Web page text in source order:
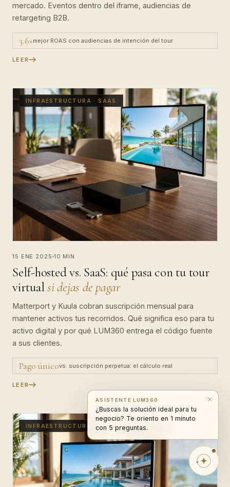
mercado. Eventos dentro del iframe, audiencias de
retargeting B2B.
3.6×mejor ROAS con audiencias de intención del tour
LEER
INFRAESTRUCTURA · SAAS
15 ENE 2025 10 MIN
Self-hosted vs. SaaS: qué pasa con tu tour
virtual si dejas de pagar
Matterport y Kuula cobran suscripción mensual para
mantener activos tus recorridos. Qué significa eso para tu
activo digital y por qué LUM360 entrega el código fuente
a sus clientes.
Pago únicovs. suscripción perpetua: el cálculo real
LEER
INFRAESTRUCTURA · SOBERANÍA DIGITAL
ASISTENTE LUM360
¿Buscas la solución ideal para tu
negocio? Te oriento en 1 minuto
con 5 preguntas.